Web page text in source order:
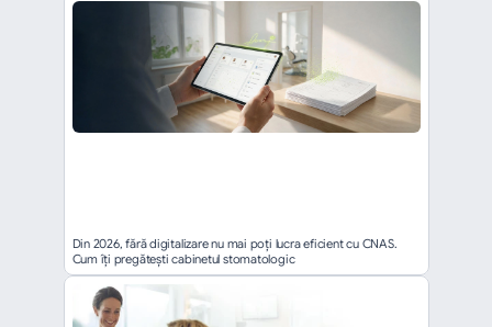
Din 2026, fără digitalizare nu mai poți lucra eficient cu CNAS.
Cum îți pregătești cabinetul stomatologic